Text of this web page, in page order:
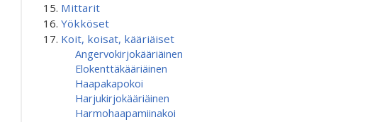
Mittarit
Yökköset
Koit, koisat, kääriäiset
Angervokirjokääriäinen
Elokenttäkääriäinen
Haapakapokoi
Harjukirjokääriäinen
Harmohaapamiinakoi